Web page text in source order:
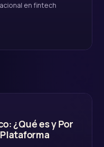
en fintech
¿Qué es y Por